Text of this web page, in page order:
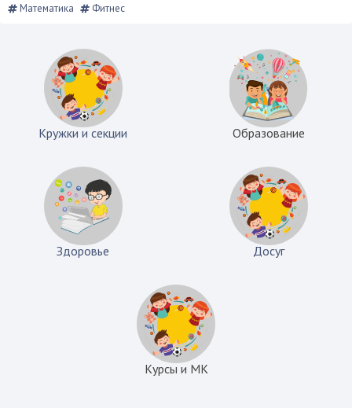
Математика
Фитнес
Кружки и секции Образование
Здоровье Досуг
Курсы и МК